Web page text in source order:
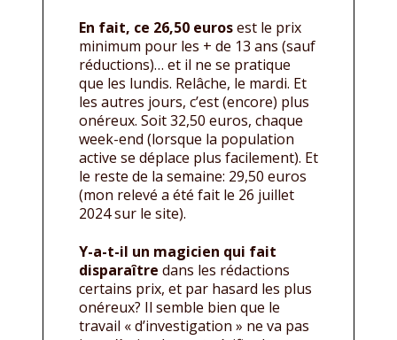
En fait, ce 26,50 eurosest le prix
minimum pour les + de 13 ans (sauf
réductions)… et il ne se pratique
que les lundis. Relâche, le mardi. Et
les autres jours, c’est (encore) plus
onéreux. Soit 32,50 euros, chaque
week-end (lorsque la population
active se déplace plus facilement). Et
le reste de la semaine: 29,50 euros
(mon relevé a été fait le 26 juillet
2024 sur le site).
Y-a-t-il un magicien qui fait
disparaître dans les rédactions
certains prix, et par hasard les plus
onéreux? Il semble bien que le
travail « d’investigation » ne va pas